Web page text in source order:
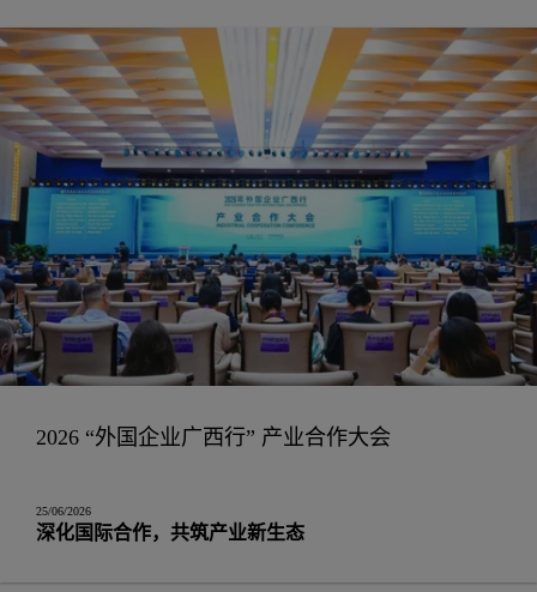
2026 “外国企业广西行” 产业合作大会
25/06/2026
深化国际合作，共筑产业新生态